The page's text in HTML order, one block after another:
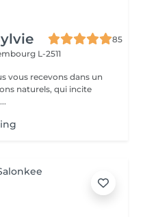
85
L-2511
naturels, qui incite